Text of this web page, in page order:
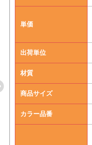
単価
出荷単位
材質
商品サイズ
カラー品番